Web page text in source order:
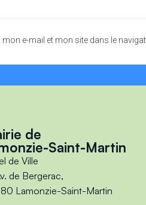
e-mail et mon site dans le
de
Saint-Martin
de Ville
de Bergerac,
Lamonzie-Saint-Martin